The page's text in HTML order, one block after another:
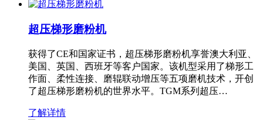
超压梯形磨粉机
获得了CE和国家证书，超压梯形磨粉机享誉澳大利亚、
美国、英国、西班牙等客户国家。该机型采用了梯形工
作面、柔性连接、磨辊联动增压等五项磨机技术，开创
了超压梯形磨粉机的世界水平。TGM系列超压…
了解详情